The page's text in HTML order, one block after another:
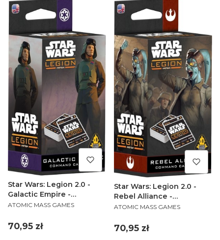
Star Wars: Legion 2.0 -
Galactic Empire -
Command Card Pack
PRODUCENT
ATOMIC MASS GAMES
Cena
70,95 zł
Star Wars: Legion 2.0 -
Rebel Alliance -
Command Card Pack
PRODUCENT
ATOMIC MASS GAMES
Cena
70,95 zł